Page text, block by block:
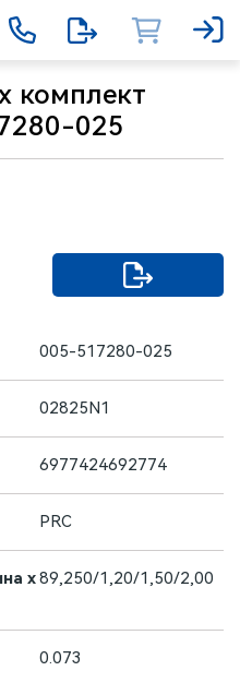
комплект
025
005-517280-025
02825N1
6977424692774
PRC
х89,250/1,20/1,50/2,00
0.073